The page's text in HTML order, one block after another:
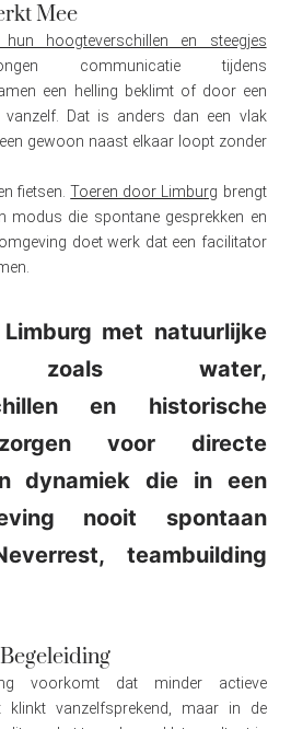
Mee
hun hoogteverschillen en steegjes
communicatie tijdens
een helling beklimt of door een
vanzelf. Dat is anders dan een vlak
gewoon naast elkaar loopt zonder
fietsen.Toeren door Limburg brengt
modus die spontane gesprekken en
doet werk dat een facilitator
met natuurlijke
zoals water,
en historische
voor directe
dynamiek die in een
nooit spontaan
teambuilding
voorkomt dat minder actieve
klinkt vanzelfsprekend, maar in de